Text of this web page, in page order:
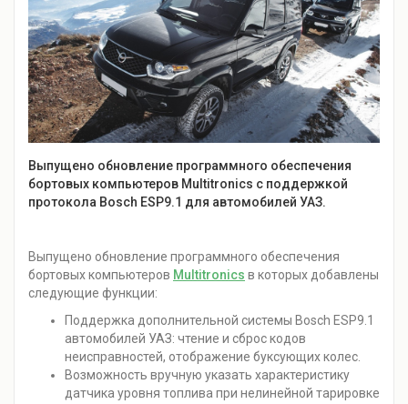
Выпущено обновление программного обеспечения
бортовых компьютеров Multitronics с поддержкой
протокола Bosch ESP9.1 для автомобилей УАЗ.
Выпущено обновление программного обеспечения
бортовых компьютеров Multitronics в которых добавлены
следующие функции:
Поддержка дополнительной системы Bosch ESP9.1
автомобилей УАЗ: чтение и сброс кодов
неисправностей, отображение буксующих колес.
Возможность вручную указать характеристику
датчика уровня топлива при нелинейной тарировке